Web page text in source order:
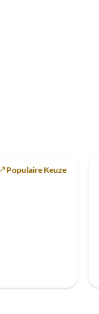
Populaire Keuze